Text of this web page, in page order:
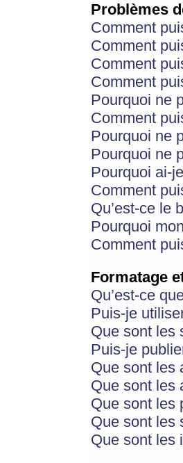
Problèmes
Comment
Comment
Comment
Comment
Pourquoi ne
Comment
Pourquoi ne
Pourquoi ne
Pourquoi ai-
Comment
Qu’est-ce le
Pourquoi
Comment
Formatage
Qu’est-ce
Puis-je
Que sont les
Puis-je
Que sont les
Que sont les
Que sont les
Que sont les
Que sont les